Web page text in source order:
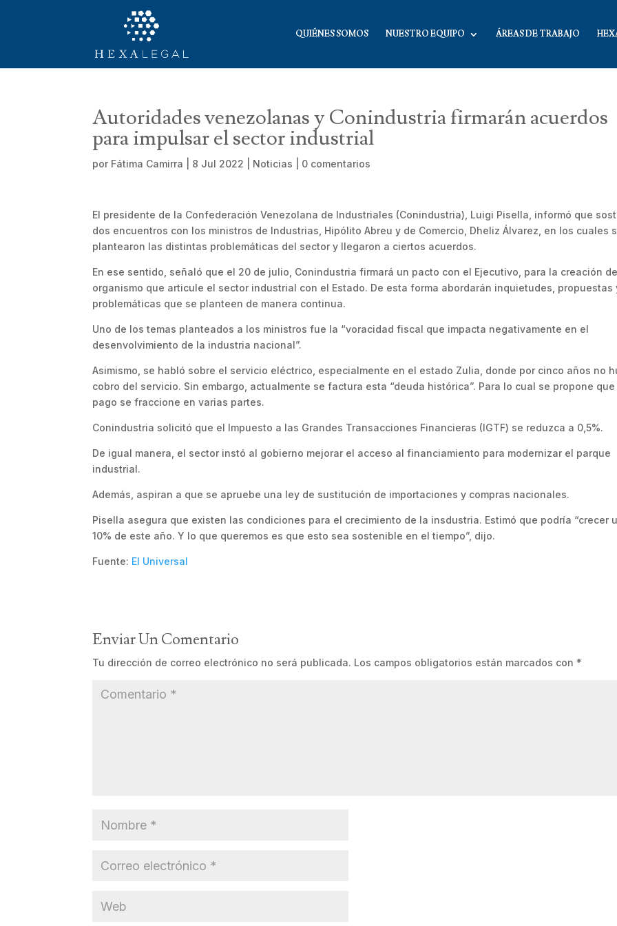
QUIÉNES SOMOS NUESTRO EQUIPO ÁREAS DE TRABAJO
Autoridades venezolanas y Conindustria firmarán acuerdos
para impulsar el sector industrial
por Fátima Camirra 8 Jul 2022 Noticias 0 comentarios
El presidente de la Confederación Venezolana de Industriales (Conindustria), Luigi Pisella, informó que
dos encuentros con los ministros de Industrias, Hipólito Abreu y de Comercio, Dheliz Álvarez, en los cuales
plantearon las distintas problemáticas del sector y llegaron a ciertos acuerdos.
En ese sentido, señaló que el 20 de julio, Conindustria firmará un pacto con el Ejecutivo, para la creación
organismo que articule el sector industrial con el Estado. De esta forma abordarán inquietudes, propuestas
problemáticas que se planteen de manera continua.
Uno de los temas planteados a los ministros fue la “voracidad fiscal que impacta negativamente en el
desenvolvimiento de la industria nacional”.
Asimismo, se habló sobre el servicio eléctrico, especialmente en el estado Zulia, donde por cinco años no
cobro del servicio. Sin embargo, actualmente se factura esta “deuda histórica”. Para lo cual se propone que
pago se fraccione en varias partes.
Conindustria solicitó que el Impuesto a las Grandes Transacciones Financieras (IGTF) se reduzca a 0,5%.
De igual manera, el sector instó al gobierno mejorar el acceso al financiamiento para modernizar el parque
industrial.
Además, aspiran a que se apruebe una ley de sustitución de importaciones y compras nacionales.
Pisella asegura que existen las condiciones para el crecimiento de la insdustria. Estimó que podría “crecer
10% de este año. Y lo que queremos es que esto sea sostenible en el tiempo”, dijo.
Fuente: El Universal
Enviar Un Comentario
Tu dirección de correo electrónico no será publicada. Los campos obligatorios están marcados con *